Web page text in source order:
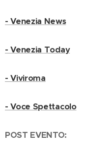
- Venezia News
- Venezia Today
- Viviroma
- Voce Spettacolo
POST EVENTO: